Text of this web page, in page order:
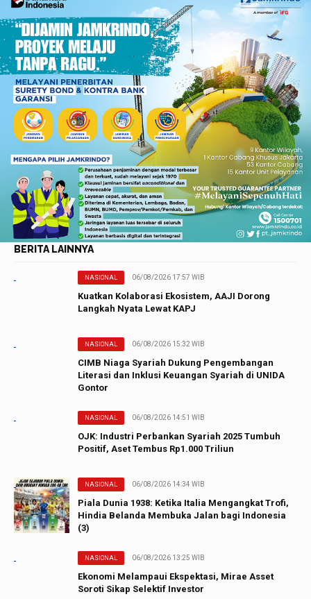
BERITA LAINNYA
NASIONAL 06/08/2026 17:57 WIB
Kuatkan Kolaborasi Ekosistem, AAJI Dorong
Langkah Nyata Lewat KAPJ
NASIONAL 06/08/2026 15:32 WIB
CIMB Niaga Syariah Dukung Pengembangan
Literasi dan Inklusi Keuangan Syariah di UNIDA
Gontor
NASIONAL 06/08/2026 14:51 WIB
OJK: Industri Perbankan Syariah 2025 Tumbuh
Positif, Aset Tembus Rp1.000 Triliun
NASIONAL 06/08/2026 14:34 WIB
Piala Dunia 1938: Ketika Italia Mengangkat Trofi,
Hindia Belanda Membuka Jalan bagi Indonesia
(3)
NASIONAL 06/08/2026 13:25 WIB
Ekonomi Melampaui Ekspektasi, Mirae Asset
Soroti Sikap Selektif Investor